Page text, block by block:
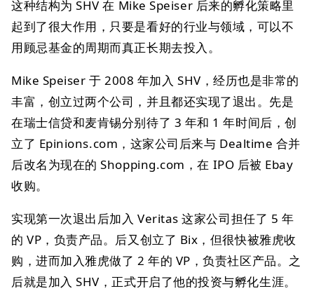
这种结构为 SHV 在 Mike Speiser 后来的孵化策略里
起到了很大作用，只要是看好的行业与领域，可以不
用顾忌基金的周期而真正长期去投入。
Mike Speiser 于 2008 年加入 SHV，经历也是非常的
丰富，创立过两个公司，并且都还实现了退出。先是
在瑞士信贷和麦肯锡分别待了 3 年和 1 年时间后，创
立了 Epinions.com，这家公司后来与 Dealtime 合并
后改名为现在的 Shopping.com，在 IPO 后被 Ebay
收购。
实现第一次退出后加入 Veritas 这家公司担任了 5 年
的 VP，负责产品。后又创立了 Bix，但很快被雅虎收
购，进而加入雅虎做了 2 年的 VP，负责社区产品。之
后就是加入 SHV，正式开启了他的投资与孵化生涯。